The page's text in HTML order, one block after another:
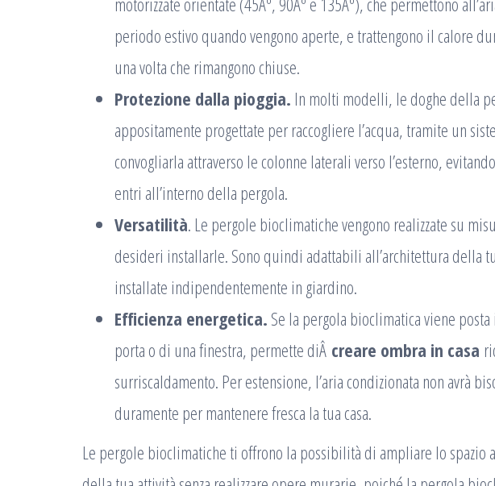
periodo estivo quando vengono aperte, e trattengono il calore
una volta che rimangono chiuse.
Protezione dalla pioggia. In molti modelli, le doghe della
appositamente progettate per raccogliere l’acqua, tramite un
convogliarla attraverso le colonne laterali verso l’esterno,
entri all’interno della pergola.
Versatilità. Le pergole bioclimatiche vengono realizzate su
desideri installarle. Sono quindi adattabili all’architettura della
installate indipendentemente in giardino.
Efficienza energetica. Se la pergola bioclimatica viene
porta o di una finestra, permette diÂ creare ombra in casa
surriscaldamento. Per estensione, l’aria condizionata non avrà
duramente per mantenere fresca la tua casa.
Le pergole bioclimatiche ti offrono la possibilità di ampliare lo spazio